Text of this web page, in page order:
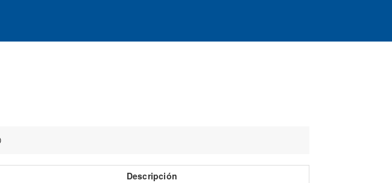
Última revisión: 18 Diciembre 2020
Descripción